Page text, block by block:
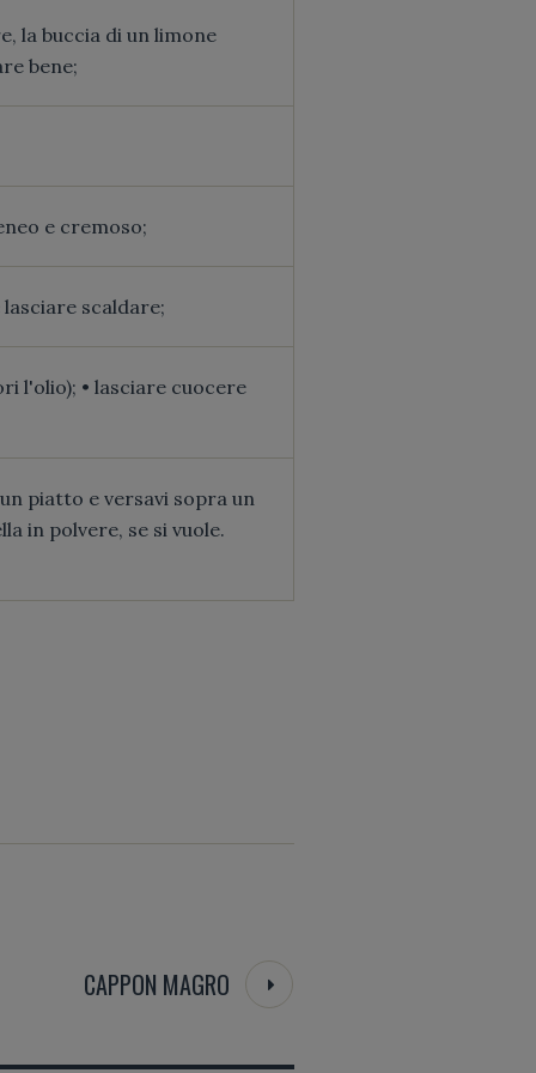
la buccia di un limone
bene;
e cremoso;
scaldare;
l'olio); • lasciare cuocere
piatto e versavi sopra un
in polvere, se si vuole.
CAPPON MAGRO